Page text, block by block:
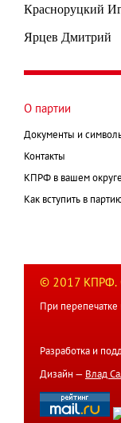
Красноруцкий
Ярцев Дмитрий
О партии
Документы и
Контакты
КПРФ в вашем округе
Как вступить в
© 2017 КПРФ.
При
Разработка и
Дизайн — Влад